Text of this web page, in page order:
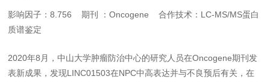
影响因子：8.756 期刊 ：Oncogene 合作技术：LC-MS/MS蛋白
质谱鉴定
2020年8月，中山大学肿瘤防治中心的研究人员在Oncogene期刊发
表新成果，发现LINC01503在NPC中高表达并与不良预后有关，在